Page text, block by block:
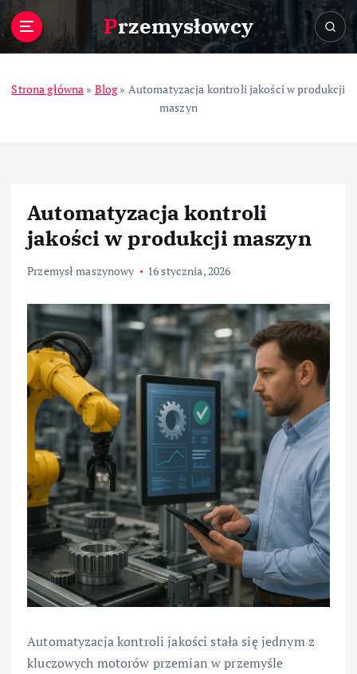
Przemysłowcy
Strona główna » Blog» Automatyzacja kontroli jakości w produkcji
maszyn
Automatyzacja kontroli
jakości w produkcji maszyn
Przemysł maszynowy 16 stycznia, 2026
Automatyzacja kontroli jakości stała się jednym z
kluczowych motorów przemian w przemyśle